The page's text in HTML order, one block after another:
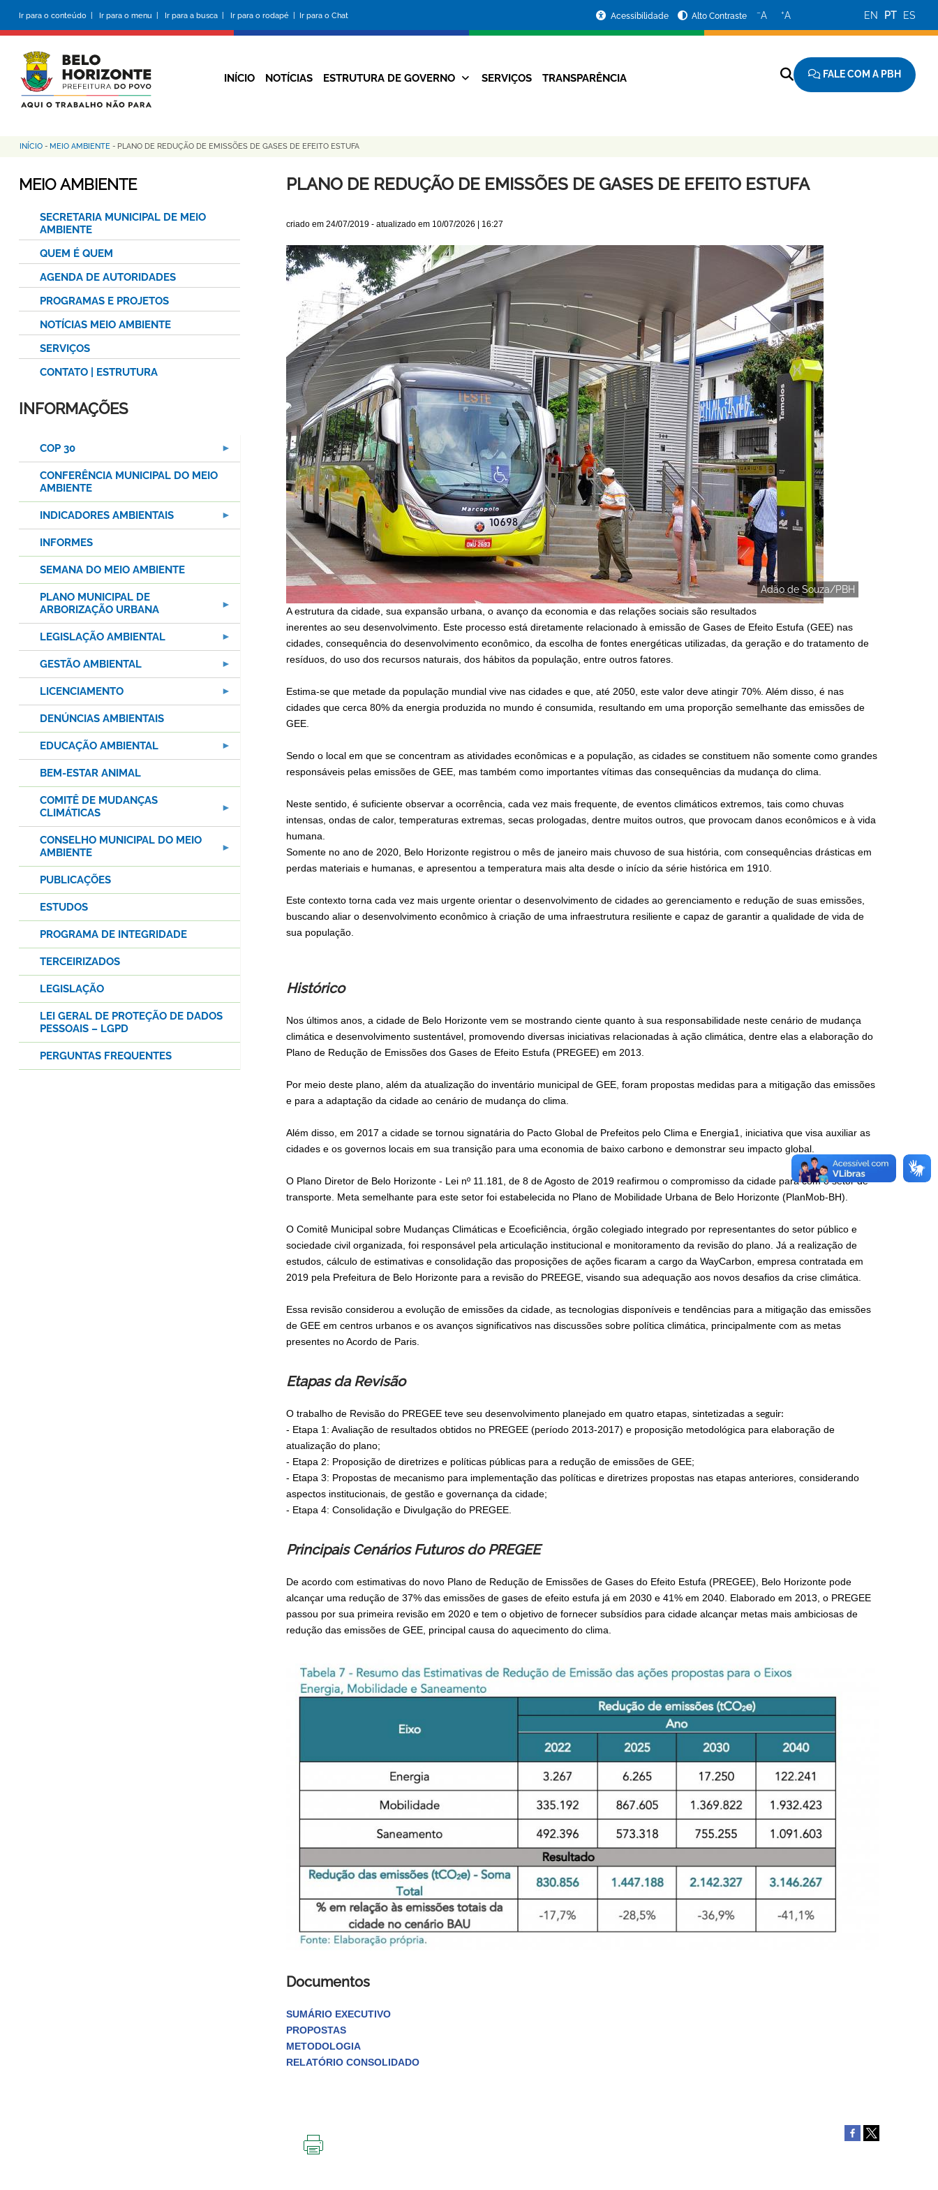
conteúdo
principal
Ir para o conteúdo | Ir para o menu | Ir para a busca | Ir para o rodapé | Ir para o Chat
da
Prefeitura
Acessibilidade Alto Contraste −A +A EN PT ES
Navegação
INÍCIO NOTÍCIAS ESTRUTURA DE GOVERNO SERVIÇOS TRANSPARÊNCIA FALE COM A PBH
Trilha
de
INÍCIO - MEIO AMBIENTE - PLANO DE REDUÇÃO DE EMISSÕES DE GASES DE EFEITO ESTUFA
PLANO DE REDUÇÃO DE EMISSÕES DE GASES DE EFEITO ESTUFA
criado em 24/07/2019- atualizado em 10/07/2026 | 16:27
Adão de Souza/PBH
A estrutura da cidade, sua expansão urbana, o avanço da economia e das relações sociais são resultados
inerentes ao seu desenvolvimento. Este processo está diretamente relacionado à emissão de Gases de Efeito Estufa (GEE) nas
cidades, consequência do desenvolvimento econômico, da escolha de fontes energéticas utilizadas, da geração e do tratamento de
resíduos, do uso dos recursos naturais, dos hábitos da população, entre outros fatores.
Estima-se que metade da população mundial vive nas cidades e que, até 2050, este valor deve atingir 70%. Além disso, é nas
cidades que cerca 80% da energia produzida no mundo é consumida, resultando em uma proporção semelhante das emissões de
GEE.
Sendo o local em que se concentram as atividades econômicas e a população, as cidades se constituem não somente como grandes
responsáveis pelas emissões de GEE, mas também como importantes vítimas das consequências da mudança do clima.
Neste sentido, é suficiente observar a ocorrência, cada vez mais frequente, de eventos climáticos extremos, tais como chuvas
intensas, ondas de calor, temperaturas extremas, secas prologadas, dentre muitos outros, que provocam danos econômicos e à vida
humana.
Somente no ano de 2020, Belo Horizonte registrou o mês de janeiro mais chuvoso de sua história, com consequências drásticas em
perdas materiais e humanas, e apresentou a temperatura mais alta desde o início da série histórica em 1910.
Este contexto torna cada vez mais urgente orientar o desenvolvimento de cidades ao gerenciamento e redução de suas emissões,
buscando aliar o desenvolvimento econômico à criação de uma infraestrutura resiliente e capaz de garantir a qualidade de vida de
sua população.
Histórico
Nos últimos anos, a cidade de Belo Horizonte vem se mostrando ciente quanto à sua responsabilidade neste cenário de mudança
climática e desenvolvimento sustentável, promovendo diversas iniciativas relacionadas à ação climática, dentre elas a elaboração do
Plano de Redução de Emissões dos Gases de Efeito Estufa (PREGEE) em 2013.
Por meio deste plano, além da atualização do inventário municipal de GEE, foram propostas medidas para a mitigação das emissões
e para a adaptação da cidade ao cenário de mudança do clima.
Além disso, em 2017 a cidade se tornou signatária do Pacto Global de Prefeitos pelo Clima e Energia1, iniciativa que visa auxiliar as
cidades e os governos locais em sua transição para uma economia de baixo carbono e demonstrar seu impacto global.
O Plano Diretor de Belo Horizonte - Lei nº 11.181, de 8 de Agosto de 2019 reafirmou o compromisso da cidade para com o setor de
transporte. Meta semelhante para este setor foi estabelecida no Plano de Mobilidade Urbana de Belo Horizonte (PlanMob-BH).
O Comitê Municipal sobre Mudanças Climáticas e Ecoeficiência, órgão colegiado integrado por representantes do setor público e
sociedade civil organizada, foi responsável pela articulação institucional e monitoramento da revisão do plano. Já a realização de
estudos, cálculo de estimativas e consolidação das proposições de ações ficaram a cargo da WayCarbon, empresa contratada em
2019 pela Prefeitura de Belo Horizonte para a revisão do PREEGE, visando sua adequação aos novos desafios da crise climática.
Essa revisão considerou a evolução de emissões da cidade, as tecnologias disponíveis e tendências para a mitigação das emissões
de GEE em centros urbanos e os avanços significativos nas discussões sobre política climática, principalmente com as metas
presentes no Acordo de Paris.
Etapas da Revisão
O trabalho de Revisão do PREGEE teve seu desenvolvimento planejado em quatro etapas, sintetizadas a seguir:
- Etapa 1: Avaliação de resultados obtidos no PREGEE (período 2013-2017) e proposição metodológica para elaboração de
atualização do plano;
- Etapa 2: Proposição de diretrizes e políticas públicas para a redução de emissões de GEE;
- Etapa 3: Propostas de mecanismo para implementação das políticas e diretrizes propostas nas etapas anteriores, considerando
aspectos institucionais, de gestão e governança da cidade;
- Etapa 4: Consolidação e Divulgação do PREGEE.
Principais Cenários Futuros do PREGEE
De acordo com estimativas do novo Plano de Redução de Emissões de Gases do Efeito Estufa (PREGEE), Belo Horizonte pode
alcançar uma redução de 37% das emissões de gases de efeito estufa já em 2030 e 41% em 2040. Elaborado em 2013, o PREGEE
passou por sua primeira revisão em 2020 e tem o objetivo de fornecer subsídios para cidade alcançar metas mais ambiciosas de
redução das emissões de GEE, principal causa do aquecimento do clima.
Documentos
SUMÁRIO EXECUTIVO
PROPOSTAS
METODOLOGIA
RELATÓRIO CONSOLIDADO
MEIO AMBIENTE
SECRETARIA MUNICIPAL DE MEIO
AMBIENTE
QUEM É QUEM
AGENDA DE AUTORIDADES
PROGRAMAS E PROJETOS
NOTÍCIAS MEIO AMBIENTE
SERVIÇOS
CONTATO | ESTRUTURA
INFORMAÇÕES
COP 30
CONFERÊNCIA MUNICIPAL DO MEIO
AMBIENTE
INDICADORES AMBIENTAIS
INFORMES
SEMANA DO MEIO AMBIENTE
PLANO MUNICIPAL DE
ARBORIZAÇÃO URBANA
LEGISLAÇÃO AMBIENTAL
GESTÃO AMBIENTAL
LICENCIAMENTO
DENÚNCIAS AMBIENTAIS
EDUCAÇÃO AMBIENTAL
BEM-ESTAR ANIMAL
COMITÊ DE MUDANÇAS
CLIMÁTICAS
CONSELHO MUNICIPAL DO MEIO
AMBIENTE
PUBLICAÇÕES
ESTUDOS
PROGRAMA DE INTEGRIDADE
TERCEIRIZADOS
LEGISLAÇÃO
LEI GERAL DE PROTEÇÃO DE DADOS
PESSOAIS – LGPD
PERGUNTAS FREQUENTES